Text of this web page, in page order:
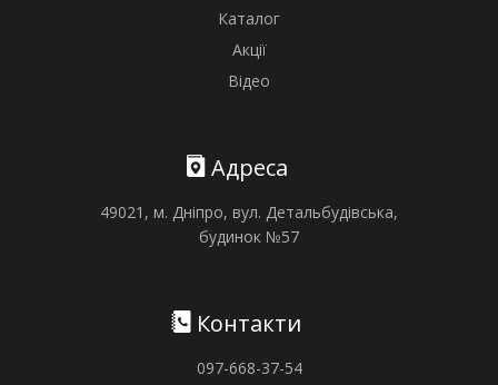
Каталог
Акції
Відео
Адреса
49021, м. Дніпро, вул. Детальбудівська,
будинок №57
Контакти
097-668-37-54